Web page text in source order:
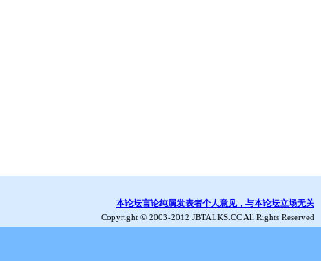
本论坛言论纯属发表者个人意见，与本论坛立场无关
Copyright © 2003-2012 JBTALKS.CC All Rights Reserved